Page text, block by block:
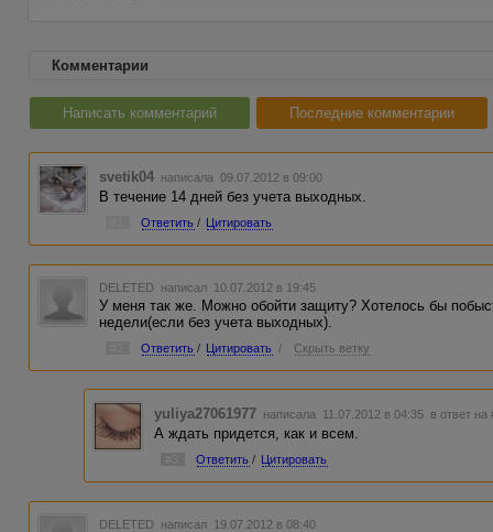
Комментарии
Написать комментарий Последние комментарии
svetik04 написала 09.07.2012 в 09:00
В течение 14 дней без учета выходных.
Ответить / Цитировать
DELETED написал 10.07.2012 в 19:45
У меня так же. Можно обойти защиту? Хотелось бы
недели(если без учета выходных).
Ответить / Цитировать / Скрыть ветку
yuliya27061977 написала 11.07.2012 в 04:35 в ответ на
А ждать придется, как и всем.
Ответить / Цитировать
DELETED написал 19.07.2012 в 08:40